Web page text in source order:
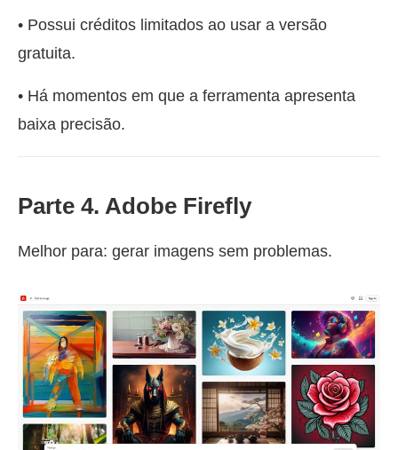
• Possui créditos limitados ao usar a versão
gratuita.
• Há momentos em que a ferramenta apresenta
baixa precisão.
Parte 4. Adobe Firefly
Melhor para: gerar imagens sem problemas.